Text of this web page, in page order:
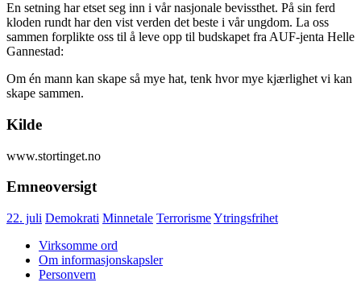
En setning har etset seg inn i vår nasjonale bevissthet. På sin ferd
kloden rundt har den vist verden det beste i vår ungdom. La oss
sammen forplikte oss til å leve opp til budskapet fra AUF-jenta Helle
Gannestad:
Om én mann kan skape så mye hat, tenk hvor mye kjærlighet vi kan
skape sammen.
Kilde
www.stortinget.no
Emneoversigt
22. juli Demokrati Minnetale TerrorismeYtringsfrihet
Virksomme ord
Om informasjonskapsler
Personvern